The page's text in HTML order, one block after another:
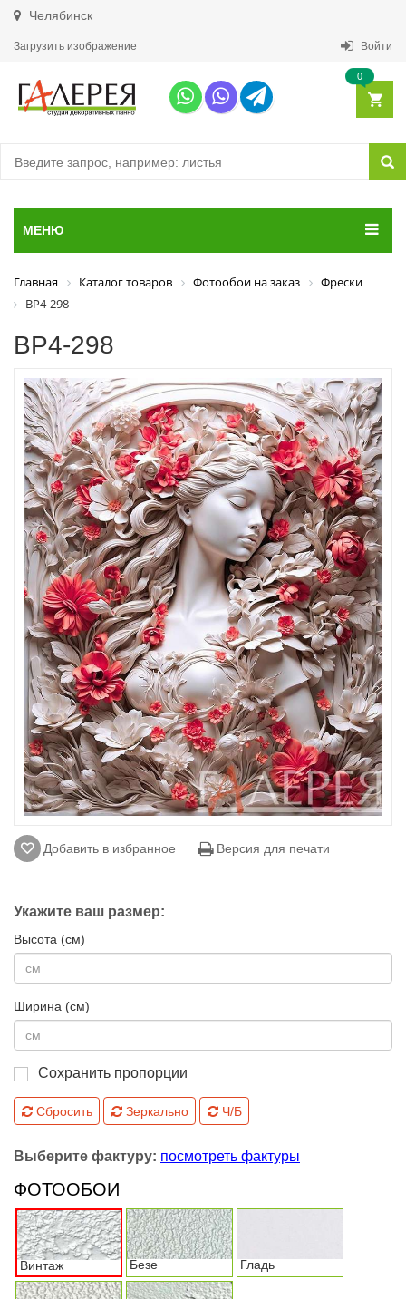
Челябинск
Загрузить изображение Войти
0
МЕНЮ
Главная Каталог товаров Фотообои на заказ
Фрески
ВР4-298
ВР4-298
Добавить в избранное Версия для печати
Укажите ваш размер:
Высота (см)
Ширина (см)
Сохранить пропорции
Сбросить Зеркально Ч/Б
Выберите фактуру: посмотреть фактуры
ФОТООБОИ
Винтаж Безе Гладь